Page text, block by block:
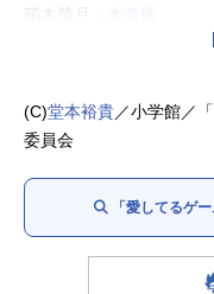
萌木菜月：
(C)堂本裕貴／小学館／「
委員会
「愛してるゲ